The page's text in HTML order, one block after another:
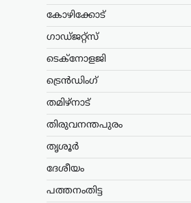
കോഴിക്കോട്
ഗാഡ്ജറ്റ്സ്
ടെക്നോളജി
ട്രെൻഡിംഗ്
തമിഴ്നാട്
തിരുവനന്തപുരം
തൃശൂർ
ദേശീയം
പത്തനംതിട്ട
കേരളം,
അടിയന്തര
അർജുൻ
പൊലീസ്
ന്യൂസ് ഡെസ്ക്
നിരവധി ക്രിമിനൽ
തിരച്ചിൽ
നിർണായക